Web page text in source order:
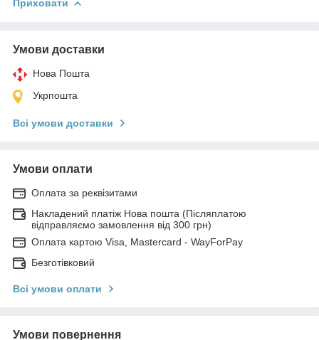
Приховати
Умови доставки
Нова Пошта
Укрпошта
Всі умови доставки
Умови оплати
Оплата за реквізитами
Накладений платіж Нова пошта (Післяплатою
відправляємо замовлення від 300 грн)
Оплата картою Visa, Mastercard - WayForPay
Безготівковий
Всі умови оплати
Умови повернення